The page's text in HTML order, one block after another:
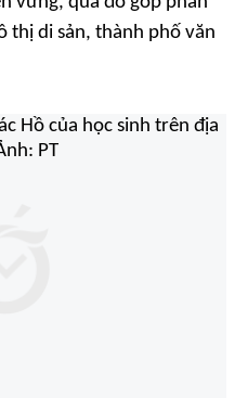
thị di sản, thành phố văn